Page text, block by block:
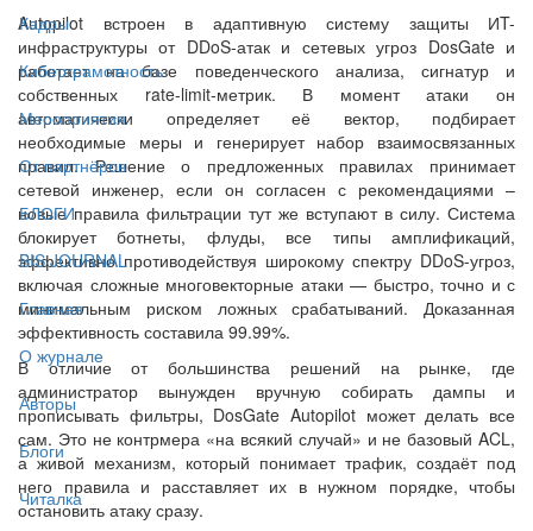
Кадры
Киберграмотность
Мероприятия
От партнёров
БЛОГИ
BIS JOURNAL
Главная
О журнале
Авторы
Блоги
Читалка
Autopilot встроен в адаптивную систему защиты ИT-
инфраструктуры от DDoS-атак и сетевых угроз DosGate и
работает на базе поведенческого анализа, сигнатур и
собственных rate-limit-метрик. В момент атаки он
автоматически определяет её вектор, подбирает
необходимые меры и генерирует набор взаимосвязанных
правил. Решение о предложенных правилах принимает
сетевой инженер, если он согласен с рекомендациями –
новые правила фильтрации тут же вступают в силу. Система
блокирует ботнеты, флуды, все типы амплификаций,
эффективно противодействуя широкому спектру DDoS-угроз,
включая сложные многовекторные атаки — быстро, точно и с
минимальным риском ложных срабатываний. Доказанная
эффективность составила 99.99%.
В отличие от большинства решений на рынке, где
администратор вынужден вручную собирать дампы и
прописывать фильтры, DosGate Autopilot может делать все
сам. Это не контрмера «на всякий случай» и не базовый ACL,
а живой механизм, который понимает трафик, создаёт под
него правила и расставляет их в нужном порядке, чтобы
остановить атаку сразу.